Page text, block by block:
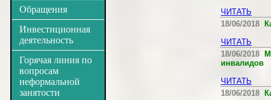
Обращения
Инвестиционная
деятельность
Горячая линия по
вопросам
неформальной
занятости
ЧИТАТЬ
18/06/2018
ЧИТАТЬ
18/06/2018
инвалидов
ЧИТАТЬ
18/06/2018